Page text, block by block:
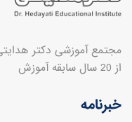
مجتمع آموزشی دکتر
از 20 سال سابقه آموزش
خبرنامه